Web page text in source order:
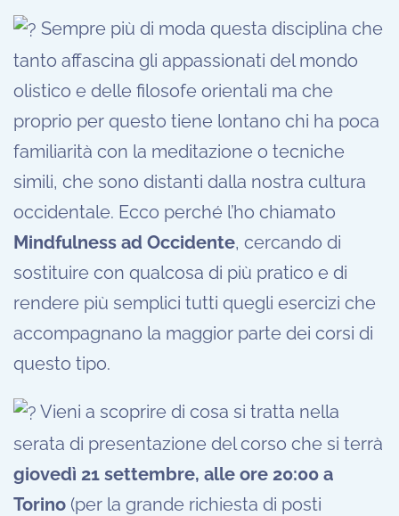
Sempre più di moda questa disciplina che
tanto affascina gli appassionati del mondo
olistico e delle filosofe orientali ma che
proprio per questo tiene lontano chi ha poca
familiarità con la meditazione o tecniche
simili, che sono distanti dalla nostra cultura
occidentale. Ecco perché l’ho chiamato
Mindfulness ad Occidente, cercando di
sostituire con qualcosa di più pratico e di
rendere più semplici tutti quegli esercizi che
accompagnano la maggior parte dei corsi di
questo tipo.
Vieni a scoprire di cosa si tratta nella
serata di presentazione del corso che si terrà
giovedì 21 settembre, alle ore 20:00 a
Torino (per la grande richiesta di posti